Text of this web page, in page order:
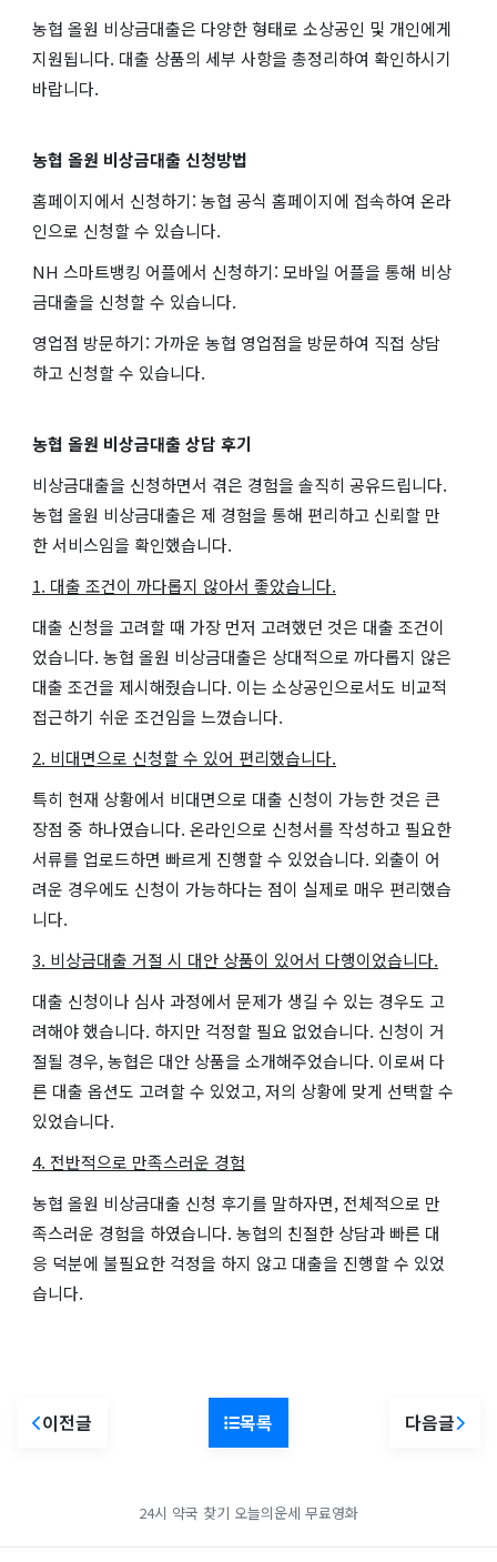
농협 올원 비상금대출은 다양한 형태로 소상공인 및 개인에게
지원됩니다. 대출 상품의 세부 사항을 총정리하여 확인하시기
바랍니다.
농협 올원 비상금대출 신청방법
홈페이지에서 신청하기: 농협 공식 홈페이지에 접속하여 온라
인으로 신청할 수 있습니다.
NH 스마트뱅킹 어플에서 신청하기: 모바일 어플을 통해 비상
금대출을 신청할 수 있습니다.
영업점 방문하기: 가까운 농협 영업점을 방문하여 직접 상담
하고 신청할 수 있습니다.
농협 올원 비상금대출 상담 후기
비상금대출을 신청하면서 겪은 경험을 솔직히 공유드립니다.
농협 올원 비상금대출은 제 경험을 통해 편리하고 신뢰할 만
한 서비스임을 확인했습니다.
1. 대출 조건이 까다롭지 않아서 좋았습니다.
대출 신청을 고려할 때 가장 먼저 고려했던 것은 대출 조건이
었습니다. 농협 올원 비상금대출은 상대적으로 까다롭지 않은
대출 조건을 제시해줬습니다. 이는 소상공인으로서도 비교적
접근하기 쉬운 조건임을 느꼈습니다.
2. 비대면으로 신청할 수 있어 편리했습니다.
특히 현재 상황에서 비대면으로 대출 신청이 가능한 것은 큰
장점 중 하나였습니다. 온라인으로 신청서를 작성하고 필요한
서류를 업로드하면 빠르게 진행할 수 있었습니다. 외출이 어
려운 경우에도 신청이 가능하다는 점이 실제로 매우 편리했습
니다.
3. 비상금대출 거절 시 대안 상품이 있어서 다행이었습니다.
대출 신청이나 심사 과정에서 문제가 생길 수 있는 경우도 고
려해야 했습니다. 하지만 걱정할 필요 없었습니다. 신청이 거
절될 경우, 농협은 대안 상품을 소개해주었습니다. 이로써 다
른 대출 옵션도 고려할 수 있었고, 저의 상황에 맞게 선택할 수
있었습니다.
4. 전반적으로 만족스러운 경험
농협 올원 비상금대출 신청 후기를 말하자면, 전체적으로 만
족스러운 경험을 하였습니다. 농협의 친절한 상담과 빠른 대
응 덕분에 불필요한 걱정을 하지 않고 대출을 진행할 수 있었
습니다.
이전글 목록 다음글
24시 약국 찾기 오늘의운세 무료영화